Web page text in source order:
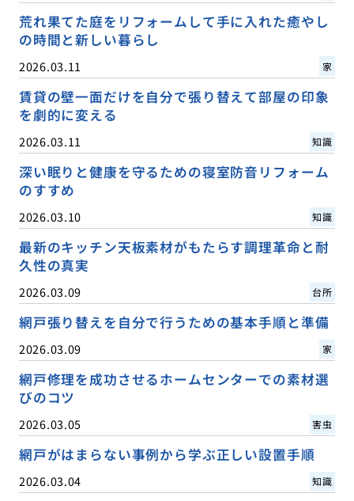
荒れ果てた庭をリフォームして手に入れた癒やし
の時間と新しい暮らし
2026.03.11 家
賃貸の壁一面だけを自分で張り替えて部屋の印象
を劇的に変える
2026.03.11 知識
深い眠りと健康を守るための寝室防音リフォーム
のすすめ
2026.03.10 知識
最新のキッチン天板素材がもたらす調理革命と耐
久性の真実
2026.03.09 台所
網戸張り替えを自分で行うための基本手順と準備
2026.03.09 家
網戸修理を成功させるホームセンターでの素材選
びのコツ
2026.03.05 害虫
網戸がはまらない事例から学ぶ正しい設置手順
2026.03.04 知識